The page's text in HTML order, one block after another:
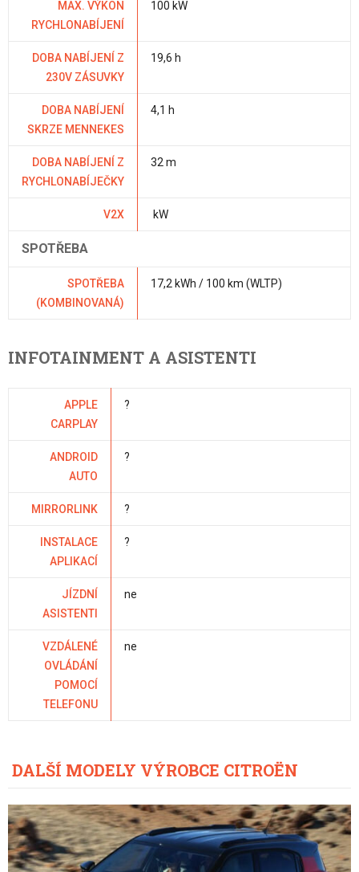
MAX. VÝKON
RYCHLONABÍJENÍ
100 kW
DOBA NABÍJENÍ Z
230V ZÁSUVKY
19,6 h
DOBA NABÍJENÍ
SKRZE MENNEKES
4,1 h
DOBA NABÍJENÍ Z
RYCHLONABÍJEČKY
32 m
V2X kW
SPOTŘEBA
SPOTŘEBA
(KOMBINOVANÁ)
17,2 kWh / 100 km (WLTP)
INFOTAINMENT A ASISTENTI
APPLE
CARPLAY
?
ANDROID
AUTO
?
MIRRORLINK ?
INSTALACE
APLIKACÍ
?
JÍZDNÍ
ASISTENTI
ne
VZDÁLENÉ
OVLÁDÁNÍ
POMOCÍ
TELEFONU
ne
DALŠÍ MODELY VÝROBCE CITROËN